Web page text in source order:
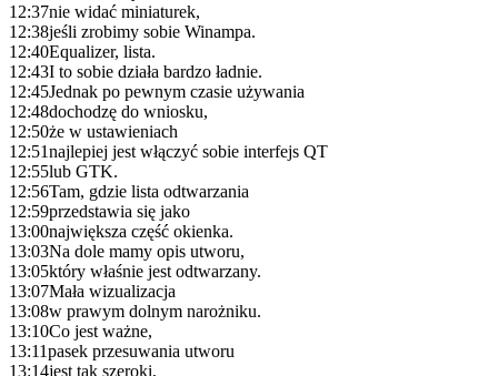
12:37nie widać miniaturek,
12:38jeśli zrobimy sobie Winampa.
12:40Equalizer, lista.
12:43I to sobie działa bardzo ładnie.
12:45Jednak po pewnym czasie używania
12:48dochodzę do wniosku,
12:50że w ustawieniach
12:51najlepiej jest włączyć sobie interfejs QT
12:55lub GTK.
12:56Tam, gdzie lista odtwarzania
12:59przedstawia się jako
13:00największa część okienka.
13:03Na dole mamy opis utworu,
13:05który właśnie jest odtwarzany.
13:07Mała wizualizacja
13:08w prawym dolnym narożniku.
13:10Co jest ważne,
13:11pasek przesuwania utworu
13:14jest tak szeroki,